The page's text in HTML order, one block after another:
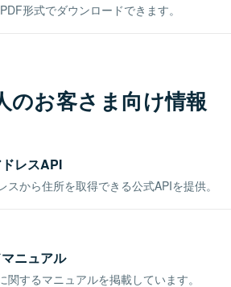
形式でダウンロードできます。
のお客さま向け情報
レスAPI
から住所を取得できる公式APIを提供。
ニュアル
するマニュアルを掲載しています。